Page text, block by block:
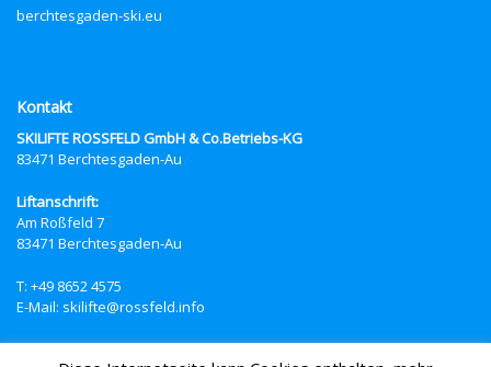
berchtesgaden-ski.eu
Kontakt
SKILIFTE ROSSFELD GmbH & Co.Betriebs-KG
83471 Berchtesgaden-Au
Liftanschrift:
Am Roßfeld 7
83471 Berchtesgaden-Au
T: +49 8652 4575
E-Mail: skilifte@rossfeld.info